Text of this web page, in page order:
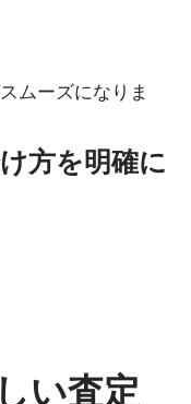
ムーズになりま
方を明確に
い査定